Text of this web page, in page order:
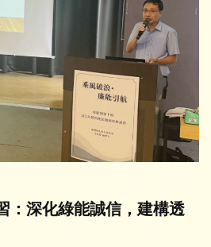
：深化綠能誠信，建構透